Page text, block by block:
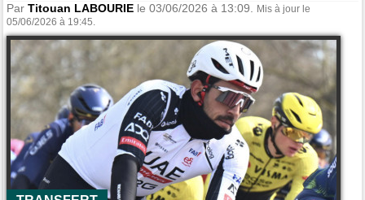
ParTitouan LABOURIE le 03/06/2026 à 13:09.
Mis à jour le
05/06/2026 à 19:45.